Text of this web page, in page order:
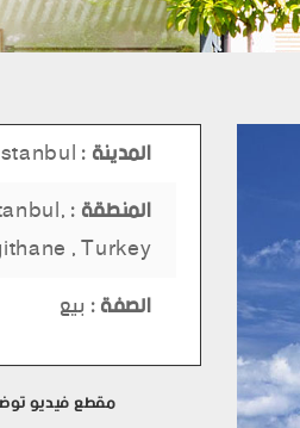
المدينة :
المنطقة :
, Turkey
الصفة :بيع
مقطع فيديو